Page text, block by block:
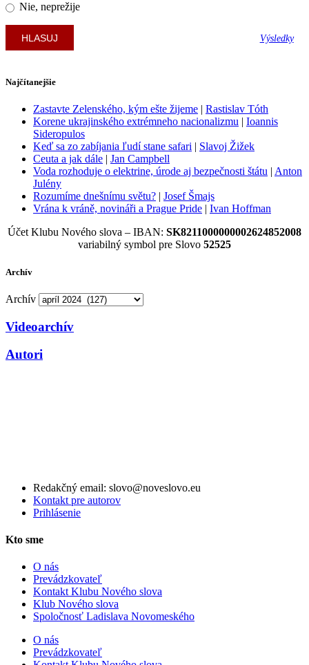
Nie, neprežije
Výsledky
Najčítanejšie
Zastavte Zelenského, kým ešte žijeme | Rastislav Tóth
Korene ukrajinského extrémneho nacionalizmu | Ioannis
Sideropulos
Keď sa zo zabíjania ľudí stane safari | Slavoj Žižek
Ceuta a jak dále | Jan Campbell
Voda rozhoduje o elektrine, úrode aj bezpečnosti štátu | Anton
Julény
Rozumíme dnešnímu světu? | Josef Šmajs
Vrána k vráně, novináři a Prague Pride | Ivan Hoffman
Účet Klubu Nového slova – IBAN: SK8211000000002624852008
variabilný symbol pre Slovo 52525
Archív
Archív
Videoarchív
Autori
Redakčný email: slovo@noveslovo.eu
Kontakt pre autorov
Prihlásenie
Kto sme
O nás
Prevádzkovateľ
Kontakt Klubu Nového slova
Klub Nového slova
Spoločnosť Ladislava Novomeského
O nás
Prevádzkovateľ